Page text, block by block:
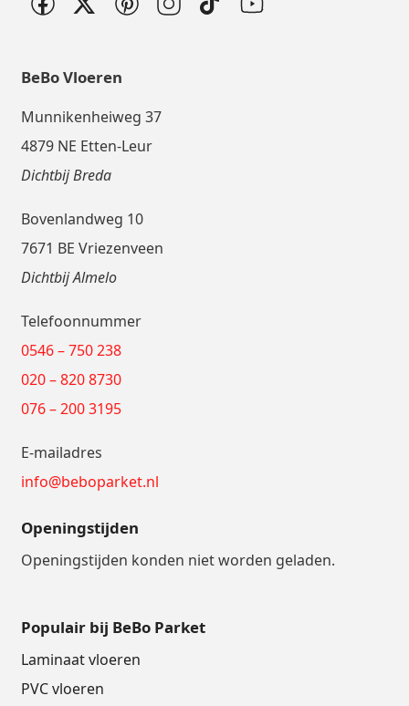
BeBo Vloeren
Munnikenheiweg 37
4879 NE Etten-Leur
Dichtbij Breda
Bovenlandweg 10
7671 BE Vriezenveen
Dichtbij Almelo
Telefoonnummer
0546 – 750 238
020 – 820 8730
076 – 200 3195
E-mailadres
info@beboparket.nl
Openingstijden
Openingstijden konden niet worden geladen.
Populair bij BeBo Parket
Laminaat vloeren
PVC vloeren